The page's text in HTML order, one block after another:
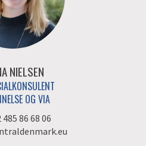
NIELSEN
OG VIA
485 86 68 06